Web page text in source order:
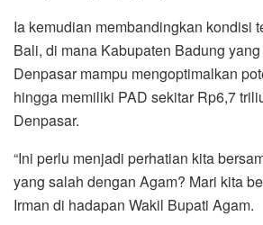
Ia kemudian membandingkan kondisi
Bali, di mana Kabupaten Badung
Denpasar mampu mengoptimalkan
hingga memiliki PAD sekitar Rp6,7
Denpasar.
“Ini perlu menjadi perhatian kita
yang salah dengan Agam? Mari kita
Irman di hadapan Wakil Bupati Agam.